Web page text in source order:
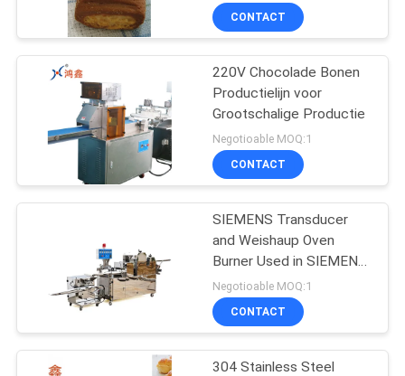
Industrieel
Bakkerijmateriaal
47
De Machine van de
koekjesdepositeur
6
CONTACT
220V Chocolade Bonen
Productielijn voor
Grootschalige Productie
Negotioable MOQ:1
CONTACT
SIEMENS Transducer
and Weishaup Oven
Burner Used in SIEMENS
PLC Controlled Cookie
Production Line for B2B
Products
Negotioable MOQ:1
CONTACT
304 Stainless Steel